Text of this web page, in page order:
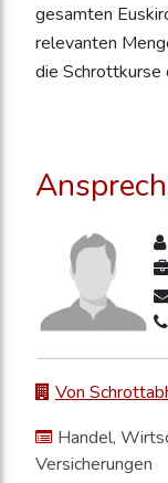
gesamten
relevanten
die Schrottkurse
Von
Handel,
Versicherungen